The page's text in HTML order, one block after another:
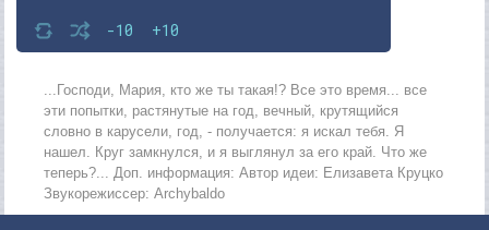
-10 +10
...Господи, Мария, кто же ты такая!? Все это время... все
эти попытки, растянутые на год, вечный, крутящийся
словно в карусели, год, - получается: я искал тебя. Я
нашел. Круг замкнулся, и я выглянул за его край. Что же
теперь?... Доп. информация: Автор идеи: Елизавета Круцко
Звукорежиссер: Archybaldo